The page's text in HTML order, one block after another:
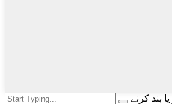
بند کرنے